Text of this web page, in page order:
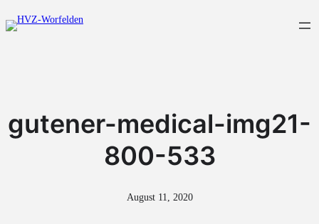
Zum
Inhalt
gutener-medical-img21-
800-533
August 11, 2020